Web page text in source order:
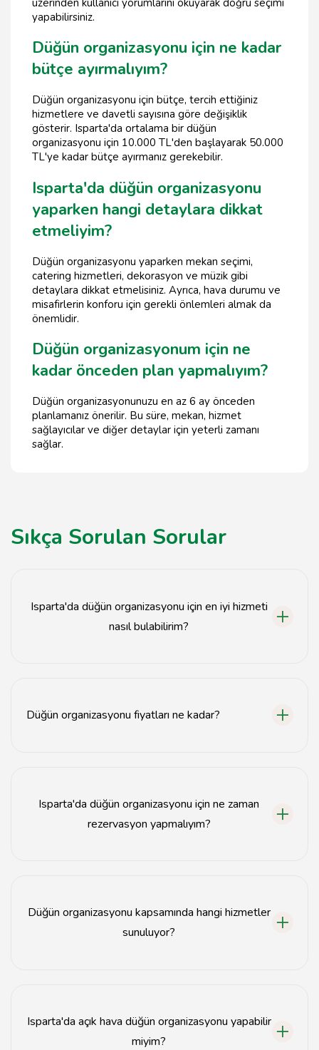
yapabilirsiniz.
Düğün organizasyonu için ne kadar
bütçe ayırmalıyım?
Düğün organizasyonu için bütçe, tercih ettiğiniz
hizmetlere ve davetli sayısına göre değişiklik
gösterir. Isparta'da ortalama bir düğün
organizasyonu için 10.000 TL'den başlayarak 50.000
TL'ye kadar bütçe ayırmanız gerekebilir.
Isparta'da düğün organizasyonu
yaparken hangi detaylara dikkat
etmeliyim?
Düğün organizasyonu yaparken mekan seçimi,
catering hizmetleri, dekorasyon ve müzik gibi
detaylara dikkat etmelisiniz. Ayrıca, hava durumu ve
misafirlerin konforu için gerekli önlemleri almak da
önemlidir.
Düğün organizasyonum için ne
kadar önceden plan yapmalıyım?
Düğün organizasyonunuzu en az 6 ay önceden
planlamanız önerilir. Bu süre, mekan, hizmet
sağlayıcılar ve diğer detaylar için yeterli zamanı
sağlar.
Sıkça Sorulan Sorular
Isparta'da düğün organizasyonu için en iyi hizmeti
nasıl bulabilirim?
Düğün organizasyonu fiyatları ne kadar?
Isparta'da düğün organizasyonu için ne zaman
rezervasyon yapmalıyım?
Düğün organizasyonu kapsamında hangi hizmetler
sunuluyor?
Isparta'da açık hava düğün organizasyonu yapabilir
miyim?